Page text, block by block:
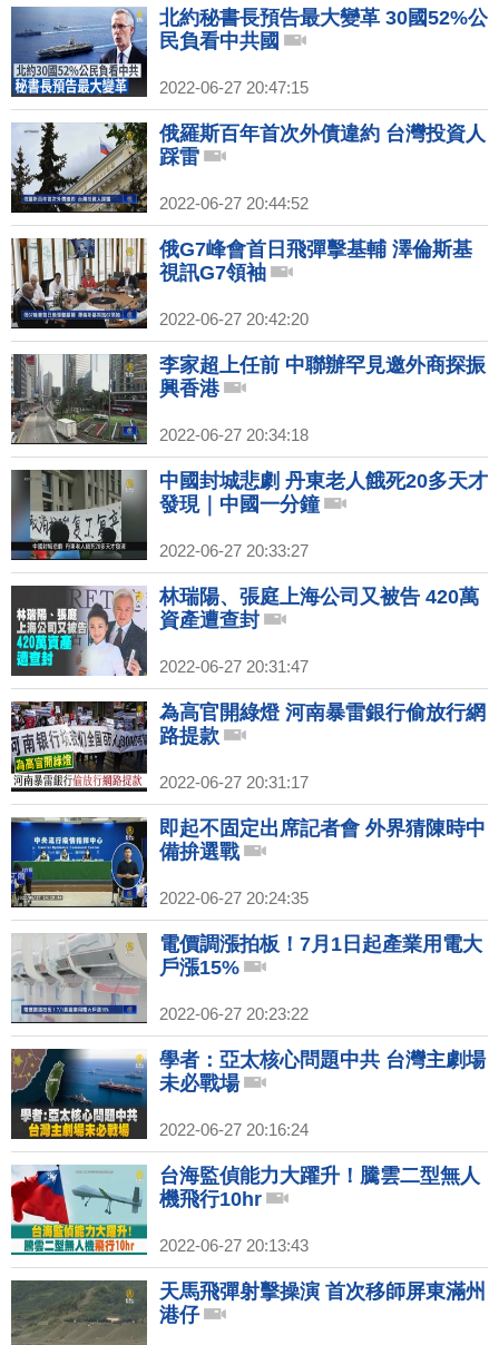
北約秘書長預告最大變革 30國52%公
民負看中共國
2022-06-27 20:47:15
俄羅斯百年首次外債違約 台灣投資人
踩雷
2022-06-27 20:44:52
俄G7峰會首日飛彈擊基輔 澤倫斯基
視訊G7領袖
2022-06-27 20:42:20
李家超上任前 中聯辦罕見邀外商探振
興香港
2022-06-27 20:34:18
中國封城悲劇 丹東老人餓死20多天才
發現｜中國一分鐘
2022-06-27 20:33:27
林瑞陽、張庭上海公司又被告 420萬
資產遭查封
2022-06-27 20:31:47
為高官開綠燈 河南暴雷銀行偷放行網
路提款
2022-06-27 20:31:17
即起不固定出席記者會 外界猜陳時中
備拚選戰
2022-06-27 20:24:35
電價調漲拍板！7月1日起產業用電大
戶漲15%
2022-06-27 20:23:22
學者：亞太核心問題中共 台灣主劇場
未必戰場
2022-06-27 20:16:24
台海監偵能力大躍升！騰雲二型無人
機飛行10hr
2022-06-27 20:13:43
天馬飛彈射擊操演 首次移師屏東滿州
港仔